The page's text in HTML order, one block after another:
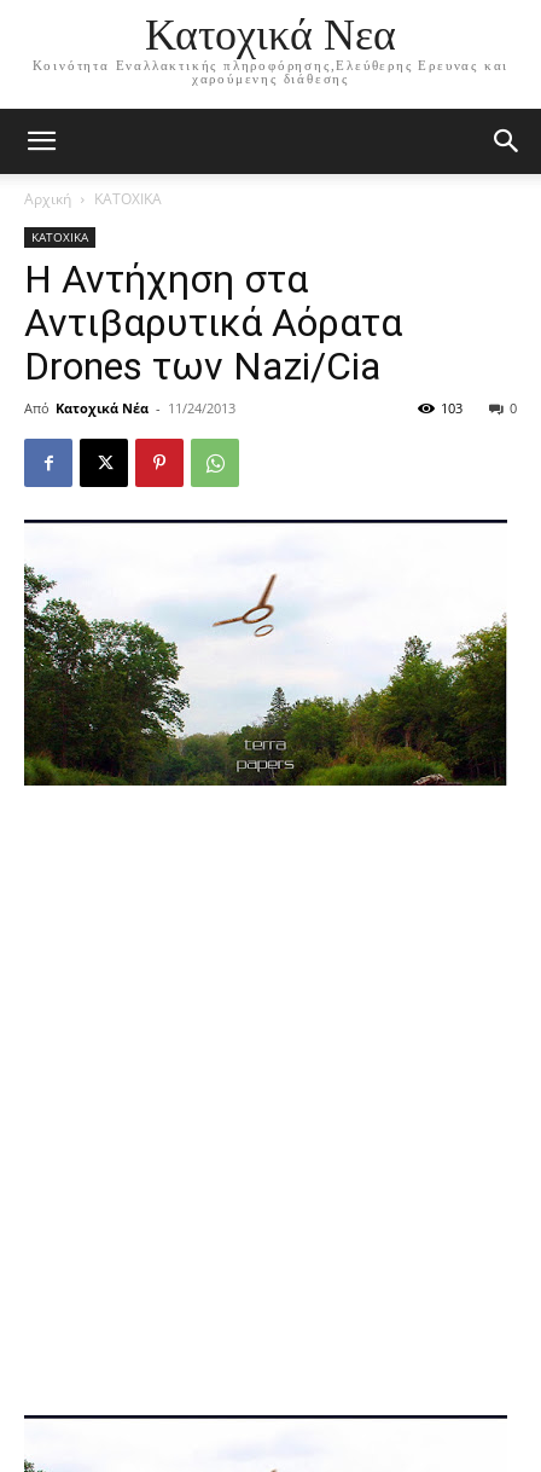
Κατοχικά Νεα
Κοινότητα Εναλλακτικής πληροφόρησης,Ελεύθερης Ερευνας και
χαρούμενης διάθεσης
Αρχική ΚΑΤΟΧΙΚΑ
ΚΑΤΟΧΙΚΑ
Η Αντήχηση στα
Αντιβαρυτικά Αόρατα
Drones των Nazi/Cia
Από Κατοχικά Νέα - 11/24/2013 0
103